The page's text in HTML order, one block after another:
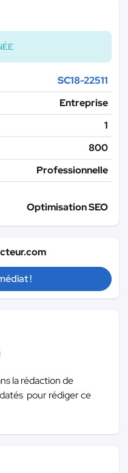
SC18-22511
Entreprise
1
800
Professionnelle
Optimisation SEO
!
la rédaction de
pour rédiger ce